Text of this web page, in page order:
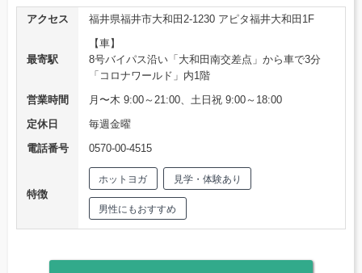
アクセス 福井県福井市大和田2-1230 アピタ福井大和田1F
最寄駅
【車】
8号バイパス沿い「大和田南交差点」から車で3分
「コロナワールド」内1階
営業時間
月〜木 9:00～21:00、土日祝 9:00～18:00
定休日
毎週金曜
電話番号
0570-00-4515
特徴
ホットヨガ 見学・体験あり
男性にもおすすめ